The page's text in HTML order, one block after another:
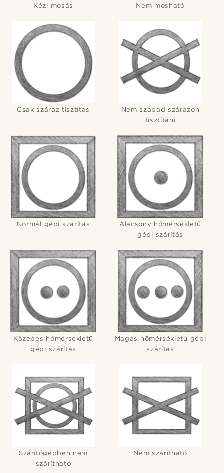
Kézi mosás Nem mosható
Csak száraz tisztítás
Nem szabad szárazon
tisztítani
Normál gépi szárítás
Alacsony hőmérsékletű
gépi szárítás
Közepes hőmérsékletű
gépi szárítás
Magas hőmérsékletű gépi
szárítás
Szárítógépben nem
szárítható
Nem szárítható